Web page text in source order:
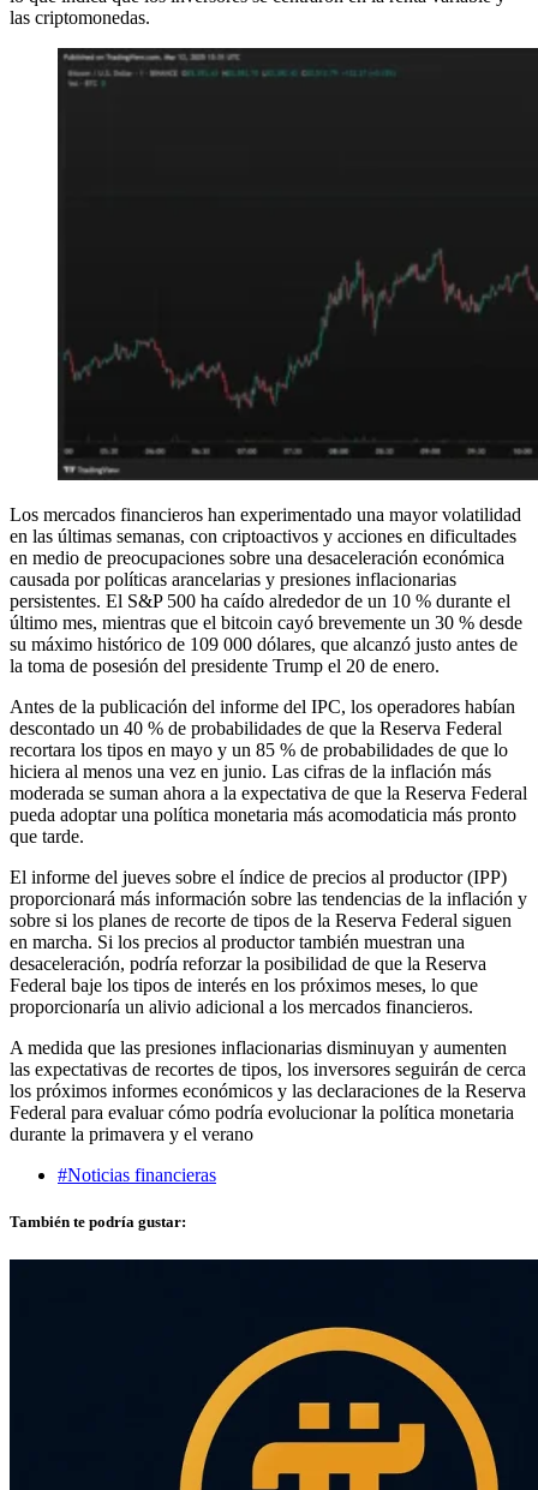
las criptomonedas.
Los mercados financieros han experimentado una mayor volatilidad
en las últimas semanas, con criptoactivos y acciones en dificultades
en medio de preocupaciones sobre una desaceleración económica
causada por políticas arancelarias y presiones inflacionarias
persistentes. El S&P 500 ha caído alrededor de un 10 % durante el
último mes, mientras que el bitcoin cayó brevemente un 30 % desde
su máximo histórico de 109 000 dólares, que alcanzó justo antes de
la toma de posesión del presidente Trump el 20 de enero.
Antes de la publicación del informe del IPC, los operadores habían
descontado un 40 % de probabilidades de que la Reserva Federal
recortara los tipos en mayo y un 85 % de probabilidades de que lo
hiciera al menos una vez en junio. Las cifras de la inflación más
moderada se suman ahora a la expectativa de que la Reserva Federal
pueda adoptar una política monetaria más acomodaticia más pronto
que tarde.
El informe del jueves sobre el índice de precios al productor (IPP)
proporcionará más información sobre las tendencias de la inflación y
sobre si los planes de recorte de tipos de la Reserva Federal siguen
en marcha. Si los precios al productor también muestran una
desaceleración, podría reforzar la posibilidad de que la Reserva
Federal baje los tipos de interés en los próximos meses, lo que
proporcionaría un alivio adicional a los mercados financieros.
A medida que las presiones inflacionarias disminuyan y aumenten
las expectativas de recortes de tipos, los inversores seguirán de cerca
los próximos informes económicos y las declaraciones de la Reserva
Federal para evaluar cómo podría evolucionar la política monetaria
durante la primavera y el verano
#Noticias financieras
También te podría gustar: